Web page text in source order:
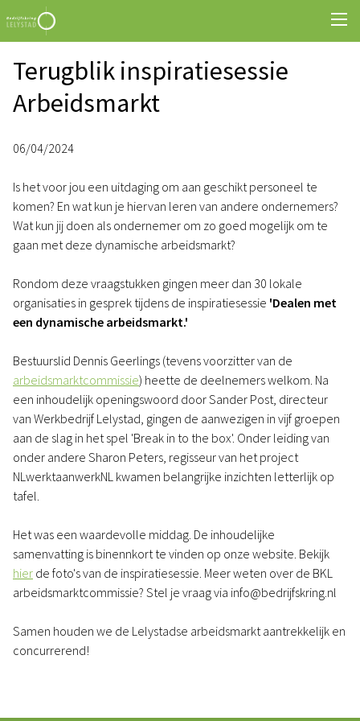
Terugblik inspiratiesessie
Arbeidsmarkt
06/04/2024
Is het voor jou een uitdaging om aan geschikt personeel te
komen? En wat kun je hiervan leren van andere ondernemers?
Wat kun jij doen als ondernemer om zo goed mogelijk om te
gaan met deze dynamische arbeidsmarkt?
Rondom deze vraagstukken gingen meer dan 30 lokale
organisaties in gesprek tijdens de inspiratiesessie 'Dealen met
een dynamische arbeidsmarkt.'
Bestuurslid Dennis Geerlings (tevens voorzitter van de
arbeidsmarktcommissie) heette de deelnemers welkom. Na
een inhoudelijk openingswoord door Sander Post, directeur
van Werkbedrijf Lelystad, gingen de aanwezigen in vijf groepen
aan de slag in het spel 'Break in to the box'. Onder leiding van
onder andere Sharon Peters, regisseur van het project
NLwerktaanwerkNL kwamen belangrijke inzichten letterlijk op
tafel.
Het was een waardevolle middag. De inhoudelijke
samenvatting is binennkort te vinden op onze website. Bekijk
hier de foto's van de inspiratiesessie. Meer weten over de BKL
arbeidsmarktcommissie? Stel je vraag via info@bedrijfskring.nl
Samen houden we de Lelystadse arbeidsmarkt aantrekkelijk en
concurrerend!